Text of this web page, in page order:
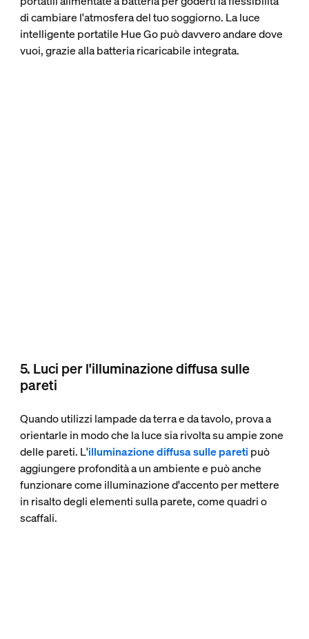
di cambiare l'atmosfera del tuo soggiorno. La luce
intelligente portatile Hue Go può davvero andare dove
vuoi, grazie alla batteria ricaricabile integrata.
5. Luci per l'illuminazione diffusa sulle
pareti
Quando utilizzi lampade da terra e da tavolo, prova a
orientarle in modo che la luce sia rivolta su ampie zone
delle pareti. L'illuminazione diffusa sulle pareti può
aggiungere profondità a un ambiente e può anche
funzionare come illuminazione d'accento per mettere
in risalto degli elementi sulla parete, come quadri o
scaffali.